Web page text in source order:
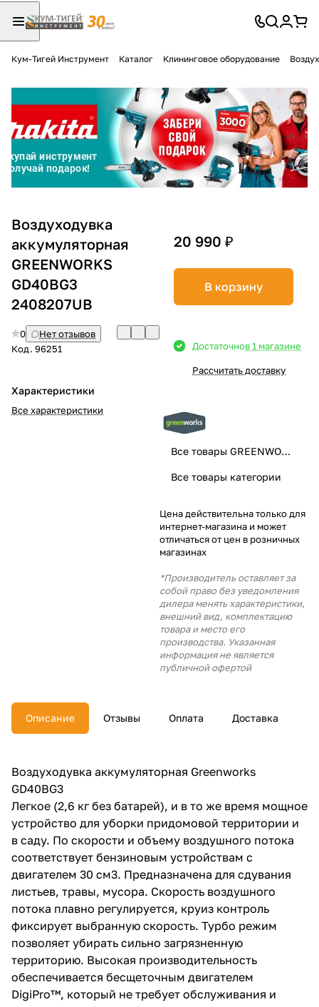
Кум-Тигей Инструмент Каталог Клининговое оборудование
Воздуходувка
аккумуляторная
GREENWORKS
GD40BG3
2408207UB
0
Нет отзывов
Код. 96251
Характеристики
Все характеристики
20 990 ₽
В корзину
Достаточнов 1 магазине
Рассчитать доставку
Все товары GREENWORKS
Все товары категории
Цена действительна только для
интернет-магазина и может
отличаться от цен в розничных
магазинах
*Производитель оставляет за
собой право без уведомления
дилера менять характеристики,
внешний вид, комплектацию
товара и место его
производства. Указанная
информация не является
публичной офертой
Описание Отзывы Оплата Доставка
Воздуходувка аккумуляторная Greenworks
GD40BG3
Легкое (2,6 кг без батарей), и в то же время мощное
устройство для уборки придомовой территории и
в саду. По скорости и объему воздушного потока
соответствует бензиновым устройствам с
двигателем 30 см3. Предназначена для сдувания
листьев, травы, мусора. Скорость воздушного
потока плавно регулируется, круиз контроль
фиксирует выбранную скорость. Турбо режим
позволяет убирать сильно загрязненную
территорию. Высокая производительность
обеспечивается бесщеточным двигателем
DigiPro™, который не требует обслуживания и
Разбейте
оплатуна части
без переплат
График платежей
Сегодня
25 %
Добавляйте товары
Оплачивайте сегодня только
% картой любого банка
% будут
с вашей карты
раз в 2
недели